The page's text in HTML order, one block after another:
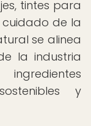
tintes para
de la
se alinea
la industria
y